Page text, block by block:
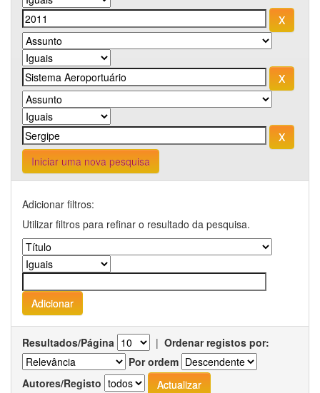
Iniciar uma nova pesquisa
Adicionar filtros:
Utilizar filtros para refinar o resultado da pesquisa.
Resultados/Página | Ordenar registos por:
Por ordem
Autores/Registo